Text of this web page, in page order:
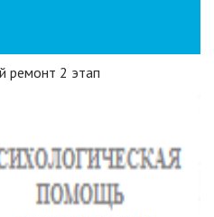
ремонт 2 этап